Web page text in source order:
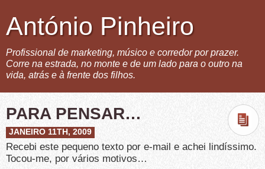
António Pinheiro
Profissional de marketing, músico e corredor por prazer.
Corre na estrada, no monte e de um lado para o outro na
vida, atrás e à frente dos filhos.
PARA PENSAR…
JANEIRO 11TH, 2009
Recebi este pequeno texto por e-mail e achei lindíssimo.
Tocou-me, por vários motivos…